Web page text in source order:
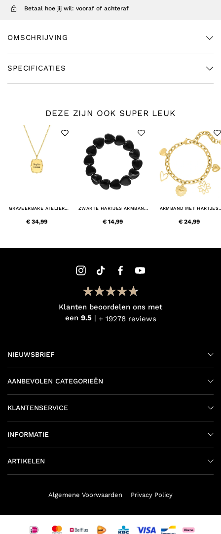
Betaal hoe jij wil: vooraf of achteraf
OMSCHRIJVING
SPECIFICATIES
DEZE ZIJN OOK SUPER LEUK
GRAVEERBARE ATELIER
€ 34,99
ZWARTE HARTJES ARMBAND
€ 14,99
ARMBAND MET HARTJES
€ 24,99
Klanten beoordelen ons met
een 9.5 + 19278 reviews
NIEUWSBRIEF
AANBEVOLEN CATEGORIEËN
KLANTENSERVICE
INFORMATIE
ARTIKELEN
Algemene Voorwaarden Privacy Policy